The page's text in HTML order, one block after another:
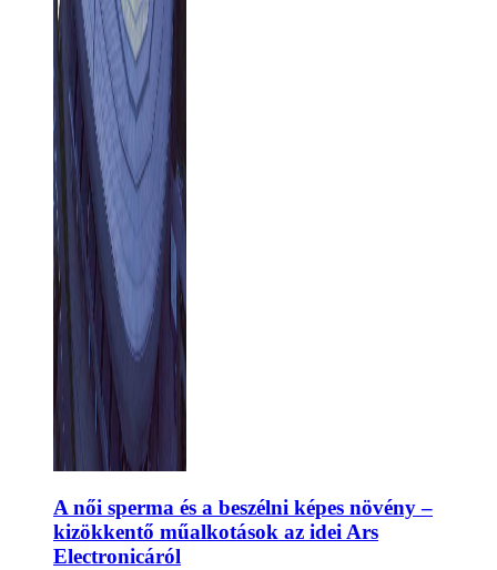
A női sperma és a beszélni képes növény –
kizökkentő műalkotások az idei Ars
Electronicáról